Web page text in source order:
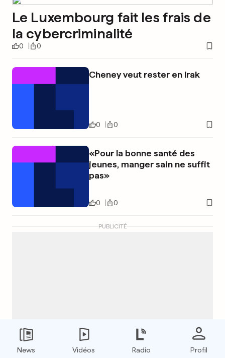
Le Luxembourg fait les frais de
la cybercriminalité
0 0
Cheney veut rester en Irak
0 0
«Pour la bonne santé des
jeunes, manger sain ne suffit
pas»
0 0
PUBLICITÉ
News Vidéos Radio Profil